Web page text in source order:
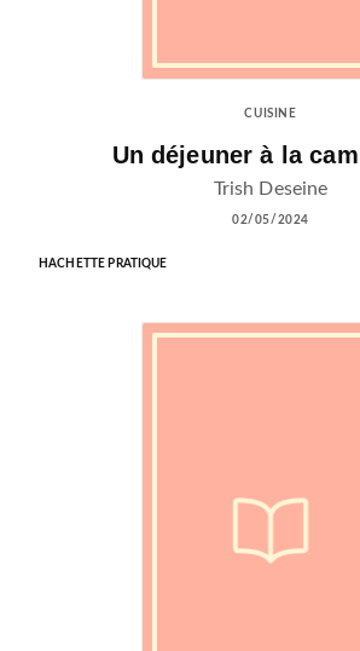
CUISINE
Un déjeuner à la
Trish Deseine
02/05/2024
HACHETTE PRATIQUE